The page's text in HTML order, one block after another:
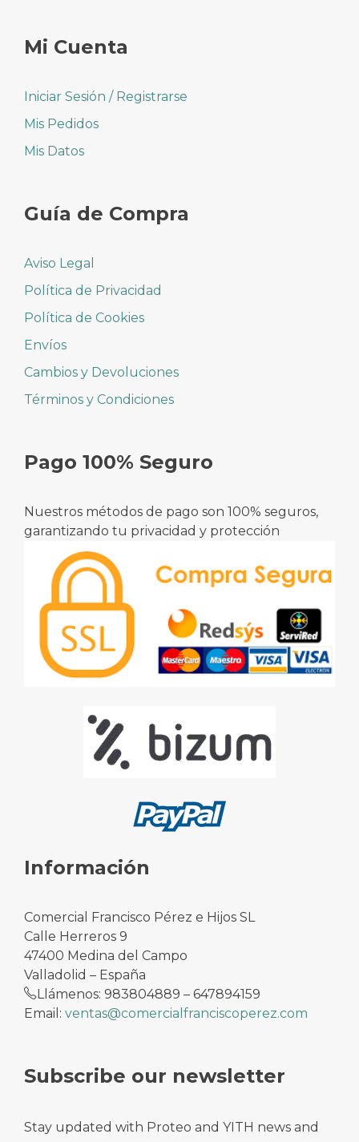
Mi Cuenta
Iniciar Sesión / Registrarse
Mis Pedidos
Mis Datos
Guía de Compra
Aviso Legal
Política de Privacidad
Política de Cookies
Envíos
Cambios y Devoluciones
Términos y Condiciones
Pago 100% Seguro
Nuestros métodos de pago son 100% seguros,
garantizando tu privacidad y protección
Información
Comercial Francisco Pérez e Hijos SL
Calle Herreros 9
47400 Medina del Campo
Valladolid – España
Llámenos: 983804889 – 647894159
Email: ventas@comercialfranciscoperez.com
Subscribe our newsletter
Stay updated with Proteo and YITH news and